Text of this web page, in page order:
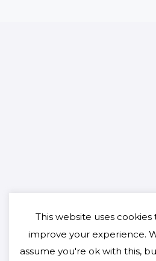
This website uses cookies
improve your experience.
assume you're ok with this,